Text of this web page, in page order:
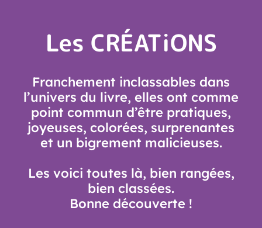
Les CRÉATiONS
Franchement inclassables dans
l’univers du livre, elles ont comme
point commun d’être pratiques,
joyeuses, colorées, surprenantes
et un bigrement malicieuses.
Les voici toutes là, bien rangées,
bien classées.
Bonne découverte !